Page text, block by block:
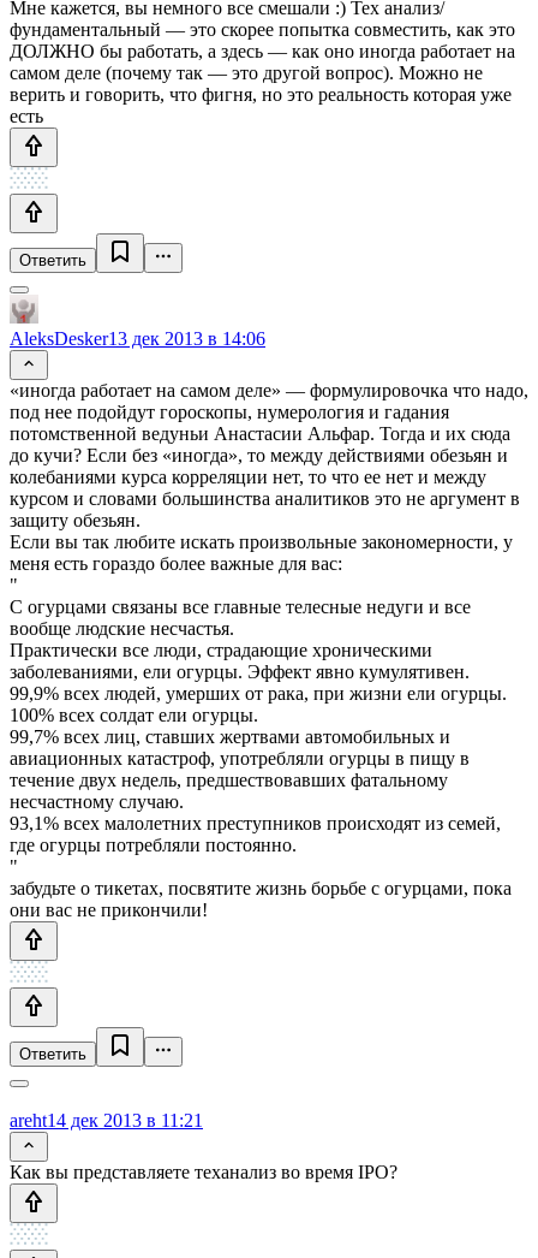
Мне кажется, вы немного все смешали :) Тех анализ/
фундаментальный — это скорее попытка совместить, как это
ДОЛЖНО бы работать, а здесь — как оно иногда работает на
самом деле (почему так — это другой вопрос). Можно не
верить и говорить, что фигня, но это реальность которая уже
есть
Ответить
AleksDesker13 дек 2013 в 14:06
«иногда работает на самом деле» — формулировочка что надо,
под нее подойдут гороскопы, нумерология и гадания
потомственной ведуньи Анастасии Альфар. Тогда и их сюда
до кучи? Если без «иногда», то между действиями обезьян и
колебаниями курса корреляции нет, то что ее нет и между
курсом и словами большинства аналитиков это не аргумент в
защиту обезьян.
Если вы так любите искать произвольные закономерности, у
меня есть гораздо более важные для вас:
"
С огурцами связаны все главные телесные недуги и все
вообще людские несчастья.
Практически все люди, страдающие хроническими
заболеваниями, ели огурцы. Эффект явно кумулятивен.
99,9% всех людей, умерших от рака, при жизни ели огурцы.
100% всех солдат ели огурцы.
99,7% всех лиц, ставших жертвами автомобильных и
авиационных катастроф, употребляли огурцы в пищу в
течение двух недель, предшествовавших фатальному
несчастному случаю.
93,1% всех малолетних преступников происходят из семей,
где огурцы потребляли постоянно.
"
забудьте о тикетах, посвятите жизнь борьбе с огурцами, пока
они вас не прикончили!
Ответить
areht14 дек 2013 в 11:21
Как вы представляете теханализ во время IPO?